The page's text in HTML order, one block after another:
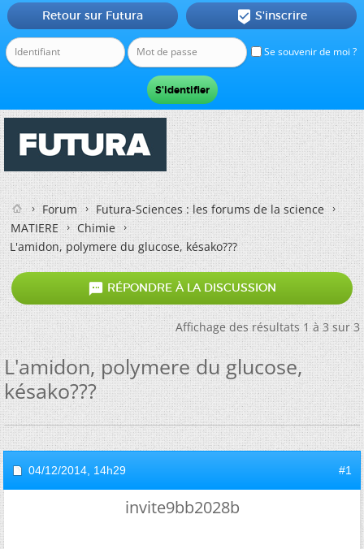
Se souvenir de moi ?
Retour sur Futura  S'inscrire
Forum
Futura-Sciences : les forums de la science
MATIERE
Chimie
L'amidon, polymere du glucose, késako???
 RÉPONDRE À LA DISCUSSION
Affichage des résultats 1 à 3 sur 3
L'amidon, polymere du glucose,
késako???
04/12/2014, 14h29 #1
invite9bb2028b